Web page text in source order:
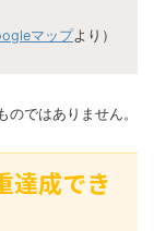
マップより）
ではありません。
達成でき